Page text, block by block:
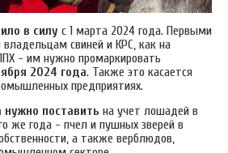
в силу с 1 марта 2024 года. Первыми
владельцам свиней и КРС, как на
- им нужно промаркировать
2024 года. Также это касается
предприятиях.
поставить на учет лошадей в
же года - пчел и пушных зверей в
а также верблюдов,